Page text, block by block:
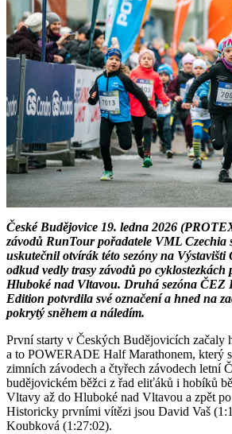
České Budějovice 19. ledna 2026
závodů RunTour pořadatele VML Czechia
uskutečnil otvírák této sezóny na Výstavišti
odkud vedly trasy závodů po cyklostezkách
Hluboké nad Vltavou. Druhá sezóna ČEZ
Edition potvrdila své označení a hned na
pokrytý sněhem a náledím.
První starty v Českých Budějovicích začaly
a to POWERADE Half Marathonem, který
zimních závodech a čtyřech závodech letní
budějovickém běžci z řad eliťáků i hobíků
Vltavy až do Hluboké nad Vltavou a zpět
Historicky prvními vítězi jsou David Vaš
Koubková (1:27:02).